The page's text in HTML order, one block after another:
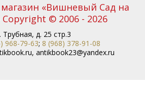
«Вишневый Сад на
© 2006 - 2026
Трубная, д. 25 стр.3
968-79-63; 8 (968) 378-91-08
, antikbook23@yandex.ru